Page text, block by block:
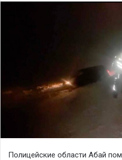
Полицейские области Абай